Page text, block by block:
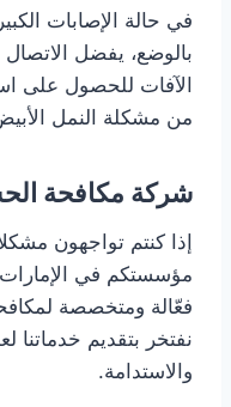
في حالة الإصابات
بالوضع، يفضل
الآفات للحصول على
من مشكلة النمل
شركة مكافحة
إذا كنتم تواجهون
مؤسستكم في
فعّالة ومتخصصة
نفتخر بتقديم خدماتنا
والاستدامة.